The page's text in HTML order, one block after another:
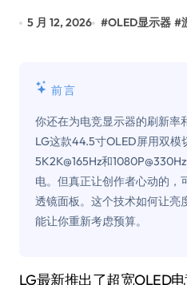
5 月 12, 2026 #OLED显示器 #
前言
你还在为电竞显示器的刷新率
LG这款44.5寸OLED屏用双
5K2K@165Hz和
电。但真正让创作者心动的，
透镜面板。这个技术如何让亮
能让你重新考虑预算。
LG最新推出了超宽OLED电竞显示器「45GX950B-